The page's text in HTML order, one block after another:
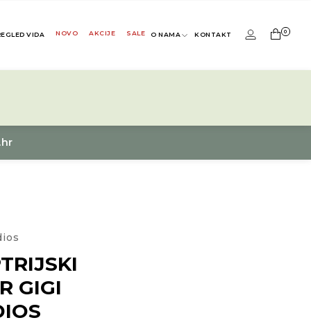
VIDA NOVO AKCIJE SALE O NAMA KONTAKT 0
GIGI